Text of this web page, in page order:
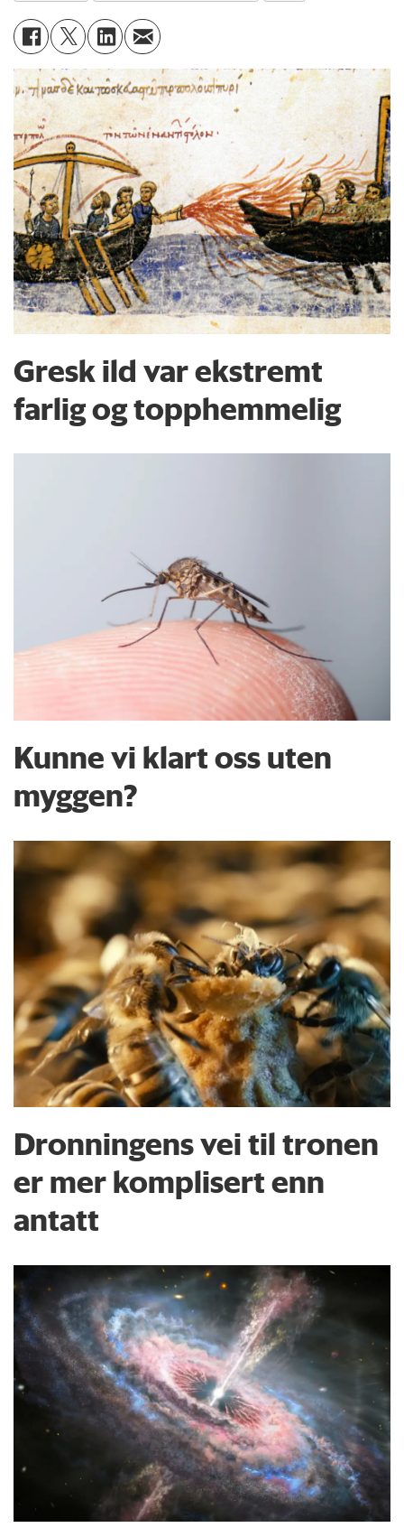
Gresk ild var ekstremt
farlig og topphemmelig
Kunne vi klart oss uten
myggen?
Dronningens vei til tronen
er mer komplisert enn
antatt